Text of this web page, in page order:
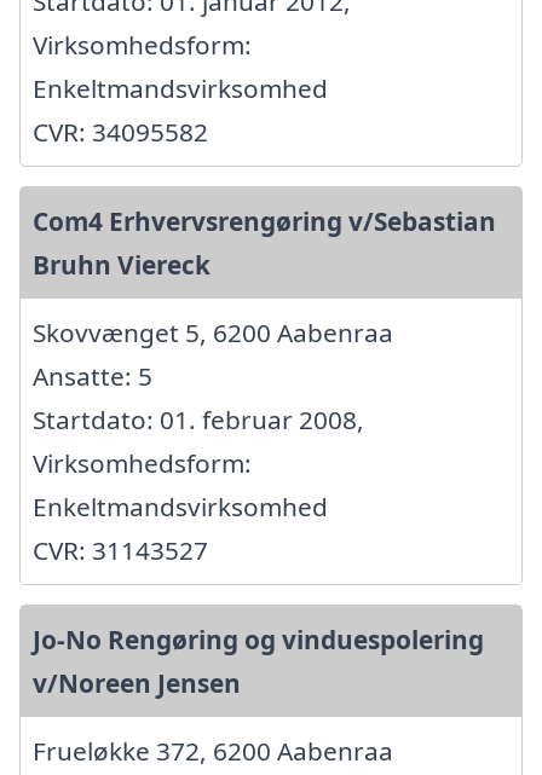
Virksomhedsform:
Enkeltmandsvirksomhed
CVR: 34095582
Com4 Erhvervsrengøring v/Sebastian
Bruhn Viereck
Skovvænget 5, 6200 Aabenraa
Ansatte: 5
Startdato: 01. februar 2008,
Virksomhedsform:
Enkeltmandsvirksomhed
CVR: 31143527
Jo-No Rengøring og vinduespolering
v/Noreen Jensen
Frueløkke 372, 6200 Aabenraa